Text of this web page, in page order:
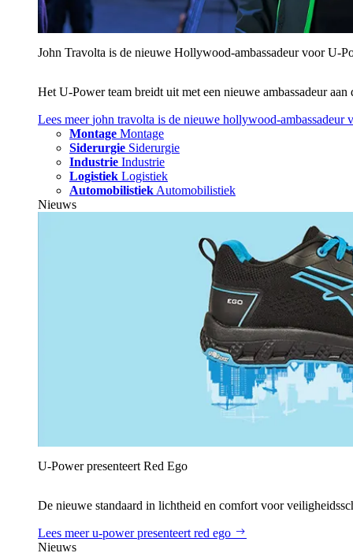
John Travolta is de nieuwe Hollywood-ambassadeur voor
Het U‑Power team breidt uit met een nieuwe ambassadeur
Lees meerjohn travolta is de nieuwe hollywood-ambassadeur
Montage Montage
Siderurgie Siderurgie
Industrie Industrie
Logistiek Logistiek
Automobilistiek Automobilistiek
Nieuws
U‑Power presenteert Red Ego
De nieuwe standaard in lichtheid en comfort voor
Lees meeru‑power presenteert red ego
Nieuws